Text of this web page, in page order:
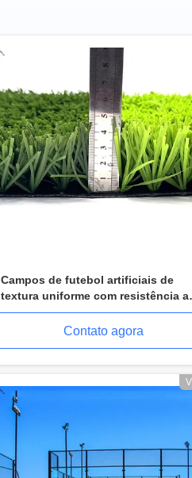
Campos de futebol artificiais de
textura uniforme com resistência a
doenças 4x25m
Contato agora